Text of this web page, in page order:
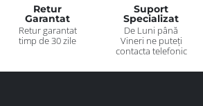
Retur
Garantat
Retur garantat
timp de 30 zile
Suport
Specializat
De Luni până
Vineri ne puteți
contacta telefonic